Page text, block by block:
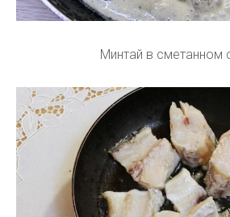
Минтай в сметанном